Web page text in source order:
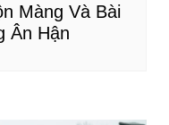
Màng Và Bài
Ân Hận